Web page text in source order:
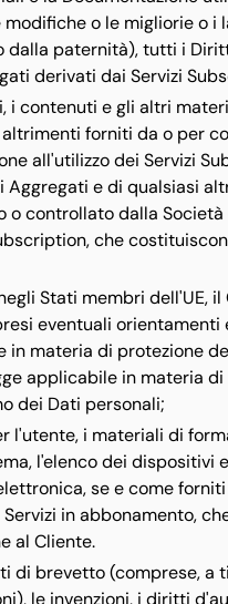
o le migliorie o i
dalla paternità), tutti i
derivati dai Servizi
i contenuti e gli altri
forniti da o per
all'utilizzo dei Servizi
e di qualsiasi
controllato dalla Società
che
Stati membri dell'UE, il
eventuali orientamenti
materia di protezione
applicabile in materia
dei Dati personali;
l'utente, i materiali di
l'elenco dei dispositivi
se e come
in abbonamento,
al Cliente.
di brevetto (comprese, a
le invenzioni, i diritti